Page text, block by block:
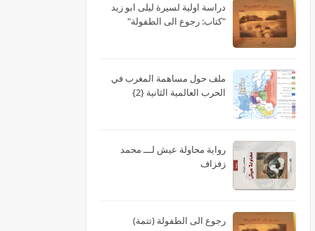
دراسة اولية لسيرة ليلى ابو زيد
"كتاب: رجوع الى الطفولة"
ملف حول مساهمة المغرب في
الحرب العالمية الثانية {2}
رواية محاولة عيش لـــ محمد
زفزاف
رجوع الى الطفولة (تتمة)